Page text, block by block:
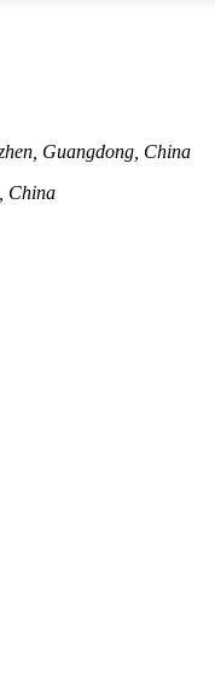
Guangdong, China
China